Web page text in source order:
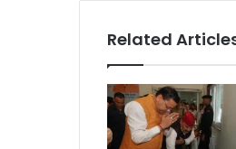
र
3
8
व
ष्ठ
Related